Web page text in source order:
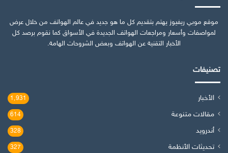
موقع موبي ريفيوز يهتم بتقديم كل ما هو جديد في عالم الهواتف من خلال عرض
لمواصفات وأسعار ومراجعات الهواتف الجديدة في الأسواق كما نقوم برصد كل
الأخبار التقنية عن الهواتف وبعض الشروحات الهامة.
تصنيفات
الأخبار 1٬931
مقالات متنوعة 614
أندرويد 328
تحديثات الأنظمة 327